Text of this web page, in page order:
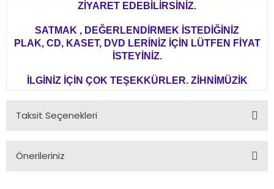
ZİYARET EDEBİLİRSİNİZ.
SATMAK , DEĞERLENDİRMEK İSTEDİĞİNİZ
PLAK, CD, KASET, DVD LERİNİZ İÇİN LÜTFEN FİYAT
İSTEYİNİZ.
İLGİNİZ İÇİN ÇOK TEŞEKKÜRLER. ZİHNİMÜZİK
Taksit Seçenekleri
Önerileriniz